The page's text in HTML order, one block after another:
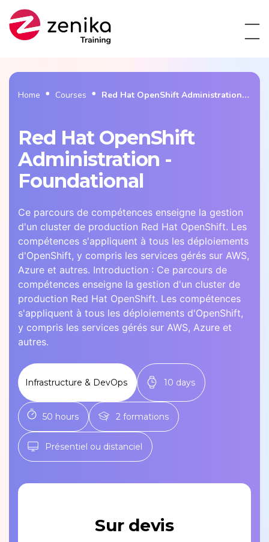
Home Courses
Red Hat OpenShift Administration -
Red Hat OpenShift
Administration -
Foundational
Ce parcours de compétences enseigne la gestion
d'un cluster de production Red Hat OpenShift. Les
compétences s'appliquent à tous les déploiements
d'OpenShift, y compris les services gérés sur AWS,
Azure et autres. Introduction : Ce parcours de
compétences enseigne la gestion d'un cluster de
production Red Hat OpenShift. Les compétences
s'appliquent à tous les déploiements d'OpenShift,
y compris les services gérés sur AWS, Azure et
autres.
Infrastructure & DevOps 10 days
50 hours 2 formations
Présentiel ou distanciel
Sur devis